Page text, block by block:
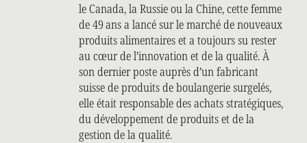
le Canada, la Russie ou la Chine, cette femme
de 49 ans a lancé sur le marché de nouveaux
produits alimentaires et a toujours su rester
au cœur de l’innovation et de la qualité. À
son dernier poste auprès d’un fabricant
suisse de produits de boulangerie surgelés,
elle était responsable des achats stratégiques,
du développement de produits et de la
gestion de la qualité.